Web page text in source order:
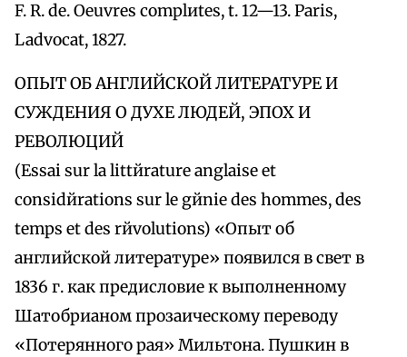
F. R. de. Oeuvres complиtes, t. 12—13. Paris,
Ladvocat, 1827.
ОПЫТ ОБ АНГЛИЙСКОЙ ЛИТЕРАТУРЕ И
СУЖДЕНИЯ О ДУХЕ ЛЮДЕЙ, ЭПОХ И
РЕВОЛЮЦИЙ
(Essai sur la littйrature anglaise et
considйrations sur le gйnie des hommes, des
temps et des rйvolutions) «Опыт об
английской литературе» появился в свет в
1836 г. как предисловие к выполненному
Шатобрианом прозаическому переводу
«Потерянного рая» Мильтона. Пушкин в